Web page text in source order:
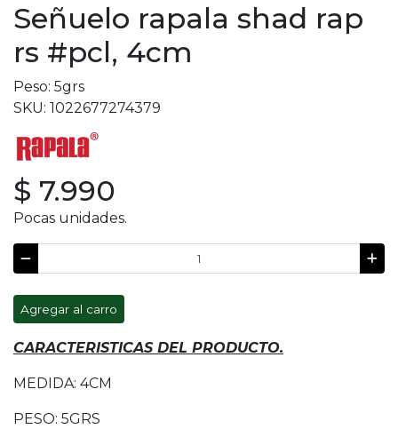
Señuelo rapala shad rap
rs #pcl, 4cm
Peso: 5grs
SKU: 1022677274379
$ 7.990
Pocas unidades.
Agregar al carro
CARACTERISTICAS DEL PRODUCTO.
MEDIDA: 4CM
PESO: 5GRS